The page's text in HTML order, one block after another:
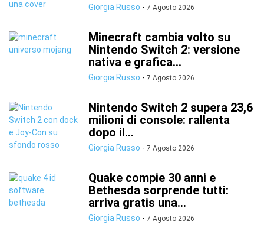
Giorgia Russo - 7 Agosto 2026
Minecraft cambia volto su
Nintendo Switch 2: versione
nativa e grafica...
Giorgia Russo - 7 Agosto 2026
Nintendo Switch 2 supera 23,6
milioni di console: rallenta
dopo il...
Giorgia Russo - 7 Agosto 2026
Quake compie 30 anni e
Bethesda sorprende tutti:
arriva gratis una...
Giorgia Russo - 7 Agosto 2026